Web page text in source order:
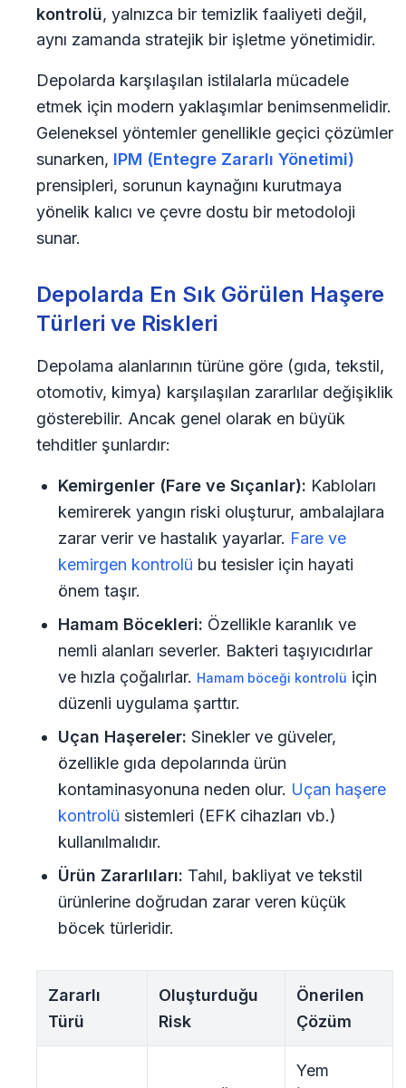
kontrolü, yalnızca bir temizlik faaliyeti değil,
aynı zamanda stratejik bir işletme yönetimidir.
Depolarda karşılaşılan istilalarla mücadele
etmek için modern yaklaşımlar benimsenmelidir.
Geleneksel yöntemler genellikle geçici çözümler
sunarken, IPM (Entegre Zararlı Yönetimi)
prensipleri, sorunun kaynağını kurutmaya
yönelik kalıcı ve çevre dostu bir metodoloji
sunar.
Depolarda En Sık Görülen Haşere
Türleri ve Riskleri
Depolama alanlarının türüne göre (gıda, tekstil,
otomotiv, kimya) karşılaşılan zararlılar değişiklik
gösterebilir. Ancak genel olarak en büyük
tehditler şunlardır:
Kemirgenler (Fare ve Sıçanlar): Kabloları
kemirerek yangın riski oluşturur, ambalajlara
zarar verir ve hastalık yayarlar. Fare ve
kemirgen kontrolü bu tesisler için hayati
önem taşır.
Hamam Böcekleri: Özellikle karanlık ve
nemli alanları severler. Bakteri taşıyıcıdırlar
ve hızla çoğalırlar. Hamam böceği kontrolü için
düzenli uygulama şarttır.
Uçan Haşereler: Sinekler ve güveler,
özellikle gıda depolarında ürün
kontaminasyonuna neden olur. Uçan haşere
kontrolü sistemleri (EFK cihazları vb.)
kullanılmalıdır.
Ürün Zararlıları: Tahıl, bakliyat ve tekstil
ürünlerine doğrudan zarar veren küçük
böcek türleridir.
Zararlı
Türü
Oluşturduğu
Risk
Önerilen
Çözüm
Yem